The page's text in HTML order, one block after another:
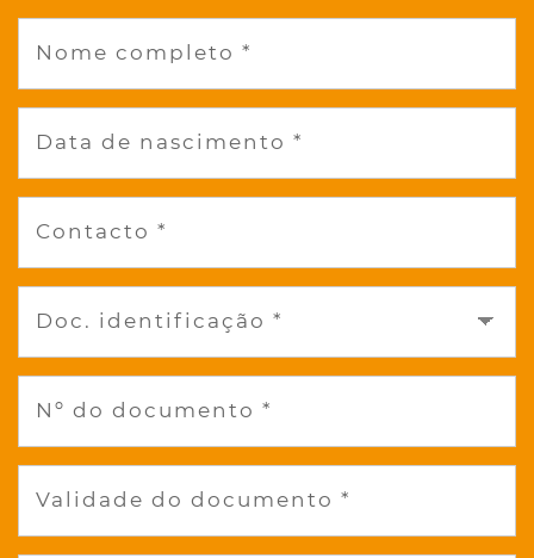
Nome completo *
Data de nascimento *
Contacto *
Doc. identificação *
Nº do documento *
Validade do documento *